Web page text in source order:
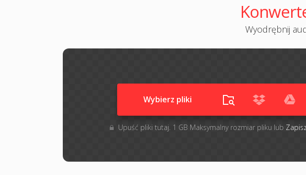
Wyodrębnij
Wybierz pliki
Upuść pliki tutaj. 1 GB Maksymalny rozmiar pliku lub